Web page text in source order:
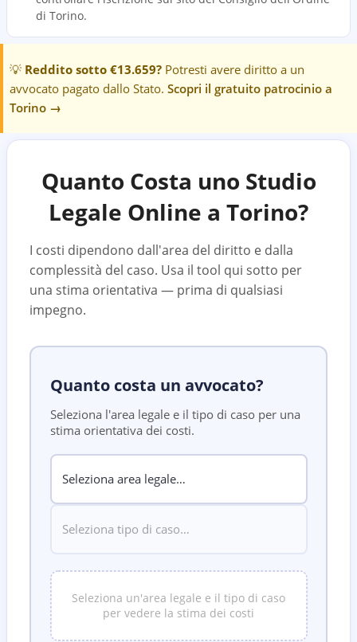
di Torino.
💡 Reddito sotto €13.659? Potresti avere diritto a un
avvocato pagato dallo Stato. Scopri il gratuito patrocinio a
Torino →
Quanto Costa uno Studio
Legale Online a Torino?
I costi dipendono dall'area del diritto e dalla
complessità del caso. Usa il tool qui sotto per
una stima orientativa — prima di qualsiasi
impegno.
Quanto costa un avvocato?
Seleziona l'area legale e il tipo di caso per una
stima orientativa dei costi.
Seleziona un'area legale e il tipo di caso
per vedere la stima dei costi